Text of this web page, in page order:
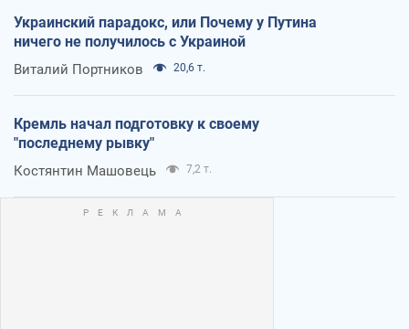
Украинский парадокс, или Почему у Путина
ничего не получилось с Украиной
Виталий Портников 20,6 т.
Кремль начал подготовку к своему
"последнему рывку"
Костянтин Машовець 7,2 т.